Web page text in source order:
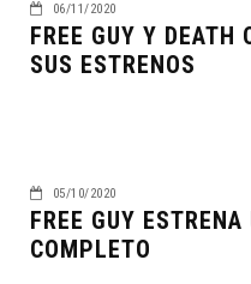
06/11/2020
FREE GUY Y DEATH
SUS ESTRENOS
05/10/2020
FREE GUY
COMPLETO